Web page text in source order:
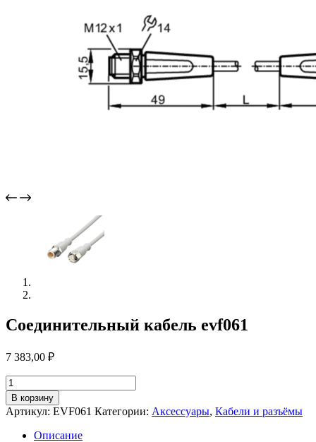
Соединительный кабель evf061
7 383,00 ₽
Количество
товара
Соединительный
кабель
evf061
В корзину
Артикул: EVF061 Категории: Аксессуары, Кабели и разъёмы
Описание